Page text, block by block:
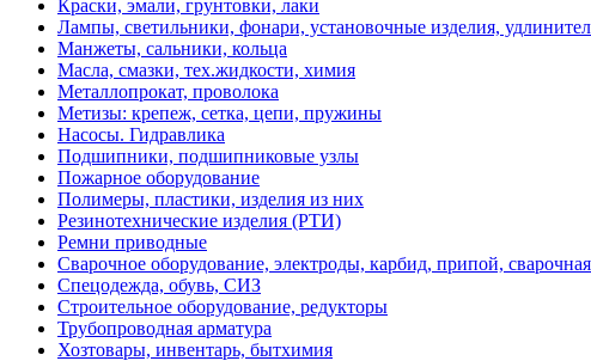
Краски, эмали, грунтовки, лаки
Лампы, светильники, фонари, установочные изделия,
Манжеты, сальники, кольца
Масла, смазки, тех.жидкости, химия
Металлопрокат, проволока
Метизы: крепеж, сетка, цепи, пружины
Насосы. Гидравлика
Подшипники, подшипниковые узлы
Пожарное оборудование
Полимеры, пластики, изделия из них
Резинотехнические изделия (РТИ)
Ремни приводные
Сварочное оборудование, электроды, карбид, припой,
Спецодежда, обувь, СИЗ
Строительное оборудование, редукторы
Трубопроводная арматура
Хозтовары, инвентарь, бытхимия